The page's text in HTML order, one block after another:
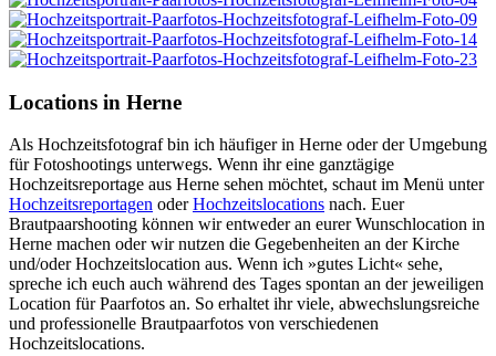
Locations in Herne
Als Hochzeitsfotograf bin ich häufiger in Herne oder der Umgebung
für Fotoshootings unterwegs. Wenn ihr eine ganztägige
Hochzeitsreportage aus Herne sehen möchtet, schaut im Menü unter
Hochzeitsreportagen oderHochzeitslocations nach. Euer
Brautpaarshooting können wir entweder an eurer Wunschlocation in
Herne machen oder wir nutzen die Gegebenheiten an der Kirche
und/oder Hochzeitslocation aus. Wenn ich »gutes Licht« sehe,
spreche ich euch auch während des Tages spontan an der jeweiligen
Location für Paarfotos an. So erhaltet ihr viele, abwechslungsreiche
und professionelle Brautpaarfotos von verschiedenen
Hochzeitslocations.